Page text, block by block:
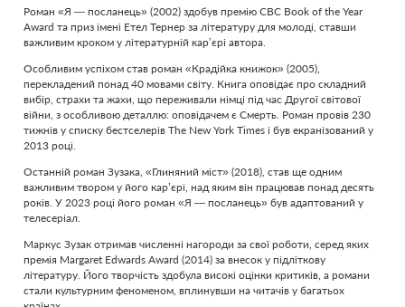
Роман «Я — посланець» (2002) здобув премію CBC Book of the Year
Award та приз імені Етел Тернер за літературу для молоді, ставши
важливим кроком у літературній кар’єрі автора.
Особливим успіхом став роман «Крадійка книжок» (2005),
перекладений понад 40 мовами світу. Книга оповідає про складний
вибір, страхи та жахи, що переживали німці під час Другої світової
війни, з особливою деталлю: оповідачем є Смерть. Роман провів 230
тижнів у списку бестселерів The New York Times і був екранізований у
2013 році.
Останній роман Зузака, «Глиняний міст» (2018), став ще одним
важливим твором у його кар’єрі, над яким він працював понад десять
років. У 2023 році його роман «Я — посланець» був адаптований у
телесеріал.
Маркус Зузак отримав численні нагороди за свої роботи, серед яких
премія Margaret Edwards Award (2014) за внесок у підліткову
літературу. Його творчість здобула високі оцінки критиків, а романи
стали культурним феноменом, вплинувши на читачів у багатьох